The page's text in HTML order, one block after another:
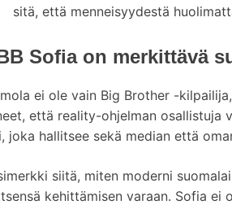
sitä, että menneisyydestä
Sofia on merkittävä
ei ole vain Big Brother -
että reality-ohjelman osallistuja
joka hallitsee sekä median että
siitä, miten moderni
kehittämisen varaan. Sofia ei